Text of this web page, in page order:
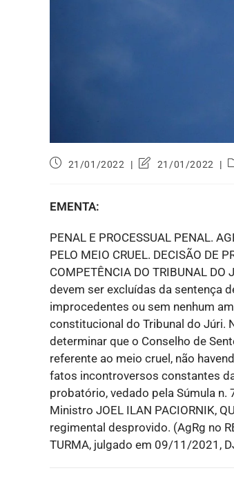
21/01/2022 21/01/2022
EMENTA:
PENAL E PROCESSUAL PENAL.
PELO MEIO CRUEL. DECISÃO DE
COMPETÊNCIA DO TRIBUNAL
devem ser excluídas da sentença
improcedentes ou sem nenhum
constitucional do Tribunal do Júri.
determinar que o Conselho de
referente ao meio cruel, não
fatos incontroversos constantes
probatório, vedado pela Súmula n.
Ministro JOEL ILAN PACIORNIK,
regimental desprovido. (AgRg no
TURMA, julgado em 09/11/2021,